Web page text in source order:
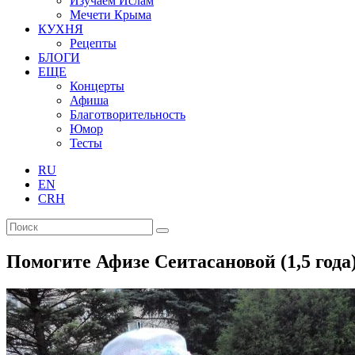
Мечети Крыма
КУХНЯ
Рецепты
БЛОГИ
ЕЩЕ
Концерты
Афиша
Благотворительность
Юмор
Тесты
RU
EN
CRH
Помогите Афизе Сеитасановой (1,5